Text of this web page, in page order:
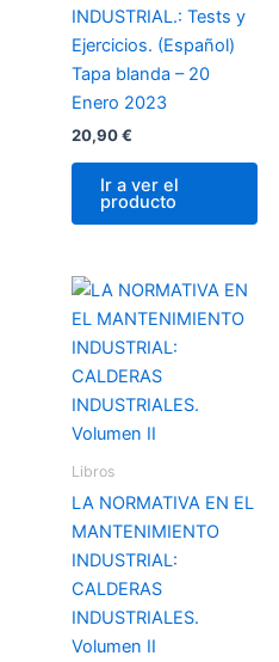
INDUSTRIAL.: Tests y
Ejercicios. (Español)
Tapa blanda – 20
Enero 2023
20,90€
Ir a ver el
producto
Libros
LA NORMATIVA EN EL
MANTENIMIENTO
INDUSTRIAL:
CALDERAS
INDUSTRIALES.
Volumen II